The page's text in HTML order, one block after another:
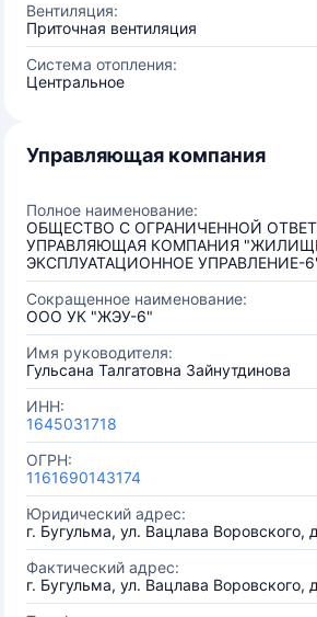
Вентиляция:
Приточная вентиляция
Система отопления:
Центральное
Управляющая компания
Полное наименование:
ОБЩЕСТВО С ОГРАНИЧЕННОЙ
УПРАВЛЯЮЩАЯ КОМПАНИЯ
ЭКСПЛУАТАЦИОННОЕ УПРАВЛЕНИЕ-
Сокращенное наименование:
ООО УК "ЖЭУ-6"
Имя руководителя:
Гульсана Талгатовна Зайнутдинова
ИНН:
1645031718
ОГРН:
1161690143174
Юридический адрес:
г. Бугульма, ул. Вацлава Воровского,
Фактический адрес:
г. Бугульма, ул. Вацлава Воровского,